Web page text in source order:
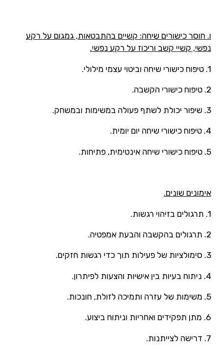
ו. חוסר כישורים שיחה: קשיים בהתבטאות, גמגום על רקע
נפשי, קשיי קשב וריכוז על רקע נפשי.
1. טיפוח כישורי שיחה וביטוי עצמי מילולי.
2. טיפוח כישורי הקשבה.
3. שיפור יכולת לשתף פעולה במשימות ובמשחק.
4. טיפוח כישורי שיחה יום יומית.
5. טיפוח כישורי שיחה אינטימית, פתיחות.
אימונים שונים.
1. תרגולים בזיהוי רגשות.
2. תרגולים בהקשבה והבעת אמפטיה.
3. סימולציות של פעילות תוך כדי רגשות חזקים.
4. ניתוח בעיות בין אישיות והצעות לפיתרון.
5. משימות של עזרה ותמיכה לזולת, חונכות.
6. מתן תפקידים ואחריות וניתוח ביצוע.
7. דרישה לצייתנות.